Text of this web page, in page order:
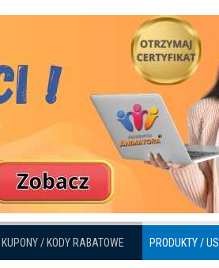
KUPONY / KODY RABATOWE PRODUKTY /